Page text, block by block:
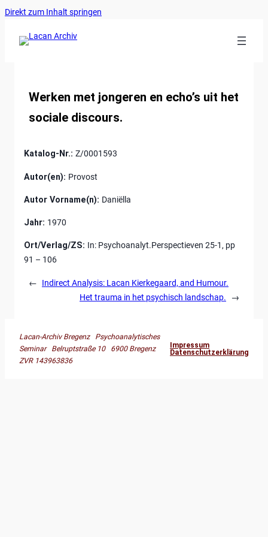
Direkt zum Inhalt springen
Werken met jongeren en echo’s uit het
sociale discours.
Katalog-Nr.: Z/0001593
Autor(en): Provost
Autor Vorname(n): Daniëlla
Jahr: 1970
Ort/Verlag/ZS: In: Psychoanalyt.Perspectieven 25-1, pp
91 – 106
←
Indirect Analysis: Lacan Kierkegaard, and Humour.
Het trauma in het psychisch landschap.
→
Lacan-Archiv Bregenz Psychoanalytisches
Seminar Belruptstraße 10 6900 Bregenz
ZVR 143963836
Impressum
Datenschutzerklärung